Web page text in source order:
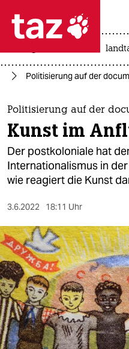
 taz
taz zahl
themen
politik
öko
gesellschaft
sport
berlin
nord
wahrheit
Politisierung auf der
Politisierung auf der
Kunst im
Der postkoloniale hat
Internationalismus in
wie reagiert die Kunst
3.6.2022 18:11 Uhr